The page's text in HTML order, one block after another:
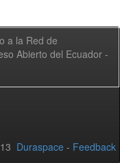
a la Red de
Abierto del Ecuador -
Duraspace - Feedback